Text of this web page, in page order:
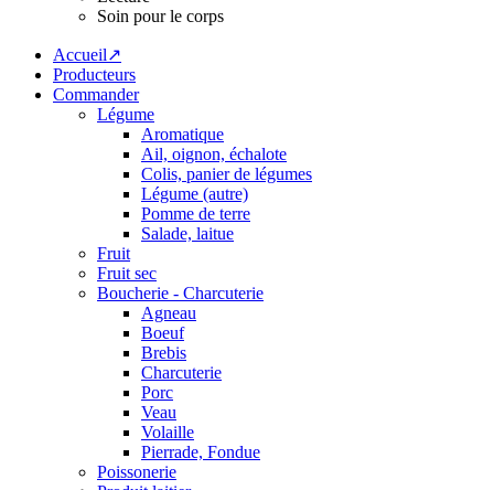
Soin pour le corps
Accueil↗
Producteurs
Commander
Légume
Aromatique
Ail, oignon, échalote
Colis, panier de légumes
Légume (autre)
Pomme de terre
Salade, laitue
Fruit
Fruit sec
Boucherie - Charcuterie
Agneau
Boeuf
Brebis
Charcuterie
Porc
Veau
Volaille
Pierrade, Fondue
Poissonerie